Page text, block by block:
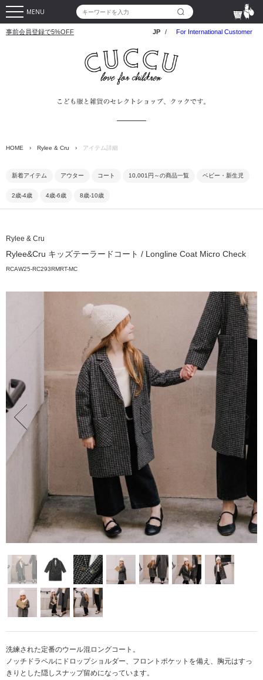
MENU
事前会員登録で5%OFF JP / For International Customer
HOME › Rylee & Cru › アイテム詳細
新着アイテム アウター コート 10,001円～の商品一覧 ベビー・新生児
2歳-4歳 4歳-6歳 8歳-10歳
Rylee & Cru
Rylee&Cru キッズテーラードコート / Longline Coat Micro Check
RCAW25-RC293RMRT-MC
洗練された定番のウール混ロングコート。
ノッチドラペルにドロップショルダー、フロントポケットを備え、胸元はすっ
きりとした隠しスナップ留めになっています。